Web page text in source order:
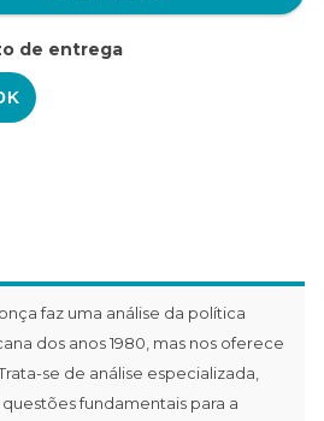
de entrega
faz uma análise da política
dos anos 1980, mas nos oferece
se de análise especializada,
fundamentais para a